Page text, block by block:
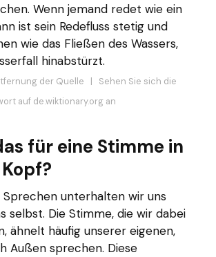
Wenn jemand redet wie ein
ist sein Redefluss stetig und
wie das Fließen des Wassers,
hinabstürzt.
der Quelle | Sehen Sie sich die
auf de.wiktionary.org an
für eine Stimme in
Sprechen unterhalten wir uns
selbst. Die Stimme, die wir dabei
ähnelt häufig unserer eigenen,
Außen sprechen. Diese